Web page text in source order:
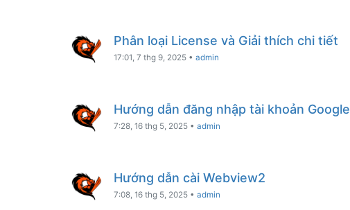
Phân loại License và Giải thích chi tiết
17:01, 7 thg 9, 2025 • admin
Hướng dẫn đăng nhập tài khoản Google
7:28, 16 thg 5, 2025 • admin
Hướng dẫn cài Webview2
7:08, 16 thg 5, 2025 • admin